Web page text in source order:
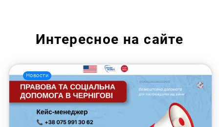
Интересное на сайте
Новости